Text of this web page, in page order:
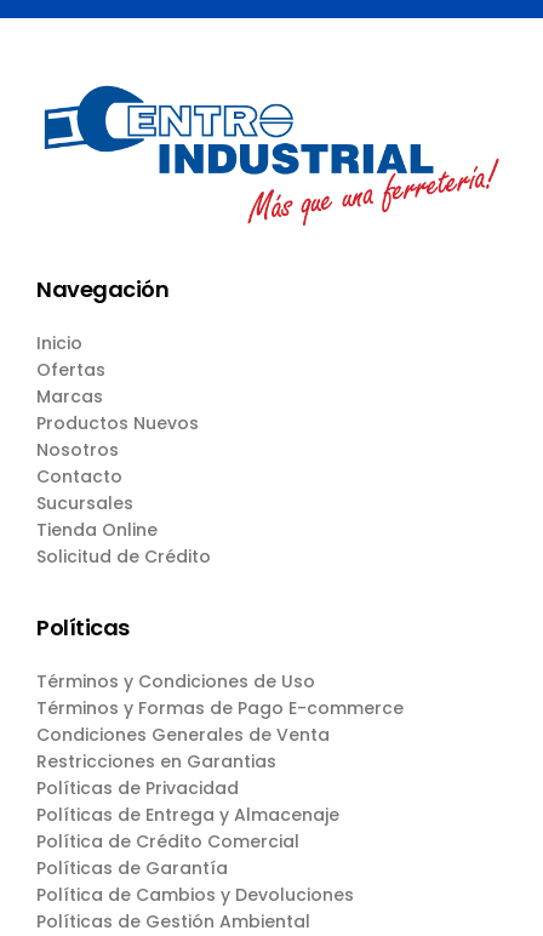
Navegación
Inicio
Ofertas
Marcas
Productos Nuevos
Nosotros
Contacto
Sucursales
Tienda Online
Solicitud de Crédito
Políticas
Términos y Condiciones de Uso
Términos y Formas de Pago E-commerce
Condiciones Generales de Venta
Restricciones en Garantias
Políticas de Privacidad
Políticas de Entrega y Almacenaje
Política de Crédito Comercial
Políticas de Garantía
Política de Cambios y Devoluciones
Políticas de Gestión Ambiental